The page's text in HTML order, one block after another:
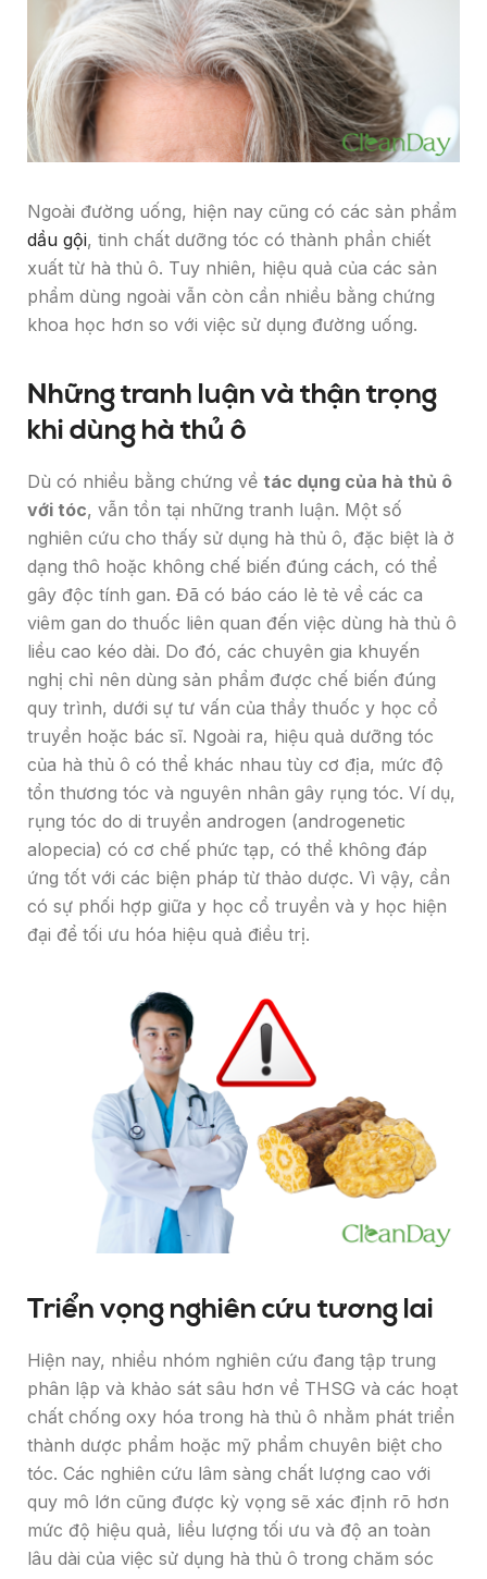
Ngoài đường uống, hiện nay cũng có các sản phẩm
dầu gội, tinh chất dưỡng tóc có thành phần chiết
xuất từ hà thủ ô. Tuy nhiên, hiệu quả của các sản
phẩm dùng ngoài vẫn còn cần nhiều bằng chứng
khoa học hơn so với việc sử dụng đường uống.
Những tranh luận và thận trọng
khi dùng hà thủ ô
Dù có nhiều bằng chứng về tác dụng của hà thủ ô
với tóc, vẫn tồn tại những tranh luận. Một số
nghiên cứu cho thấy sử dụng hà thủ ô, đặc biệt là ở
dạng thô hoặc không chế biến đúng cách, có thể
gây độc tính gan. Đã có báo cáo lẻ tẻ về các ca
viêm gan do thuốc liên quan đến việc dùng hà thủ ô
liều cao kéo dài. Do đó, các chuyên gia khuyến
nghị chỉ nên dùng sản phẩm được chế biến đúng
quy trình, dưới sự tư vấn của thầy thuốc y học cổ
truyền hoặc bác sĩ. Ngoài ra, hiệu quả dưỡng tóc
của hà thủ ô có thể khác nhau tùy cơ địa, mức độ
tổn thương tóc và nguyên nhân gây rụng tóc. Ví dụ,
rụng tóc do di truyền androgen (androgenetic
alopecia) có cơ chế phức tạp, có thể không đáp
ứng tốt với các biện pháp từ thảo dược. Vì vậy, cần
có sự phối hợp giữa y học cổ truyền và y học hiện
đại để tối ưu hóa hiệu quả điều trị.
Triển vọng nghiên cứu tương lai
Hiện nay, nhiều nhóm nghiên cứu đang tập trung
phân lập và khảo sát sâu hơn về THSG và các hoạt
chất chống oxy hóa trong hà thủ ô nhằm phát triển
thành dược phẩm hoặc mỹ phẩm chuyên biệt cho
tóc. Các nghiên cứu lâm sàng chất lượng cao với
quy mô lớn cũng được kỳ vọng sẽ xác định rõ hơn
mức độ hiệu quả, liều lượng tối ưu và độ an toàn
lâu dài của việc sử dụng hà thủ ô trong chăm sóc